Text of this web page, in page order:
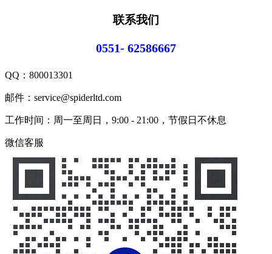
联系我们
0551- 62586667
QQ： 800013301
邮件：service@spiderltd.com
工作时间：周一至周日，9:00 - 21:00，节假日不休息
微信客服